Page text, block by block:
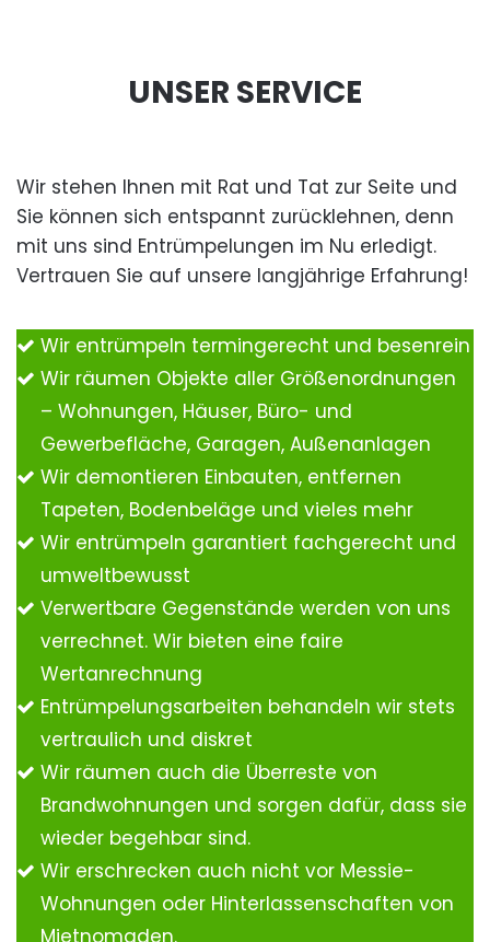
UNSER SERVICE
Wir stehen Ihnen mit Rat und Tat zur Seite und
Sie können sich entspannt zurücklehnen, denn
mit uns sind Entrümpelungen im Nu erledigt.
Vertrauen Sie auf unsere langjährige Erfahrung!
Wir entrümpeln termingerecht und besenrein
Wir räumen Objekte aller Größenordnungen
– Wohnungen, Häuser, Büro- und
Gewerbefläche, Garagen, Außenanlagen
Wir demontieren Einbauten, entfernen
Tapeten, Bodenbeläge und vieles mehr
Wir entrümpeln garantiert fachgerecht und
umweltbewusst
Verwertbare Gegenstände werden von uns
verrechnet. Wir bieten eine faire
Wertanrechnung
Entrümpelungsarbeiten behandeln wir stets
vertraulich und diskret
Wir räumen auch die Überreste von
Brandwohnungen und sorgen dafür, dass sie
wieder begehbar sind.
Wir erschrecken auch nicht vor Messie-
Wohnungen oder Hinterlassenschaften von
Mietnomaden.